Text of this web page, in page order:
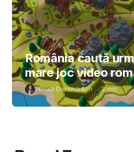
România caută
mare joc video
Cristi Dorombach 3min